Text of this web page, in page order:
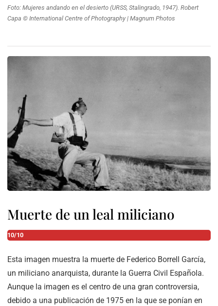
Foto: Mujeres andando en el desierto (URSS, Stalingrado, 1947). Robert
Capa © International Centre of Photography | Magnum Photos
Muerte de un leal miliciano
10/10
Esta imagen muestra la muerte de Federico Borrell García,
un miliciano anarquista, durante la Guerra Civil Española.
Aunque la imagen es el centro de una gran controversia,
debido a una publicación de 1975 en la que se ponían en